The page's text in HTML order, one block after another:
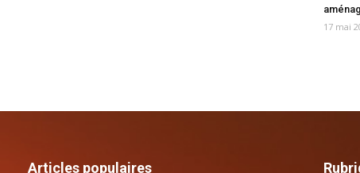
17 mai
Articles populaires